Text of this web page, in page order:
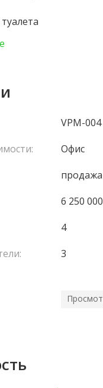
приобрести
VPM-004
Офис
продажа
6 250
4
3